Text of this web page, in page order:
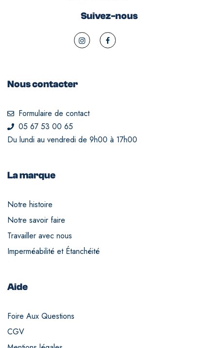
Suivez-nous
Nous contacter
Formulaire de contact
05 67 53 00 65
Du lundi au vendredi de 9h00 à 17h00
La marque
Notre histoire
Notre savoir faire
Travailler avec nous
Imperméabilité et Étanchéité
Aide
Foire Aux Questions
CGV